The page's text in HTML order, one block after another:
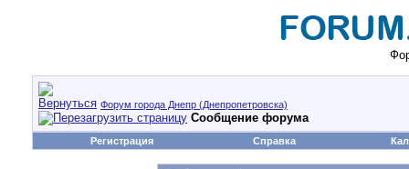
Форум города Днепр (Днепропетровска)
Сообщение форума
Регистрация Справка